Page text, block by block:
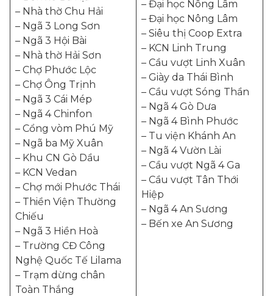
– Nhà thờ Chu Hải
– Ngã 3 Long Sơn
– Ngã 3 Hội Bài
– Nhà thờ Hải Sơn
– Chợ Phước Lộc
– Chợ Ông Trịnh
– Ngã 3 Cái Mép
– Ngã 4 Chinfon
– Cổng vòm Phú Mỹ
– Ngã ba Mỹ Xuân
– Khu CN Gò Dầu
– KCN Vedan
– Chợ mới Phước Thái
– Thiền Viện Thường
Chiếu
– Ngã 3 Hiền Hoà
– Trường CĐ Công
Nghệ Quốc Tế Lilama
– Trạm dừng chân
Toàn Thắng
– Đại học Nông Lâm
– Đại học Nông Lâm
– Siêu thị Coop Extra
– KCN Linh Trung
– Cầu vượt Linh Xuân
– Giày da Thái Bình
– Cầu vượt Sóng Thần
– Ngã 4 Gò Dưa
– Ngã 4 Bình Phước
– Tu viện Khánh An
– Ngã 4 Vườn Lài
– Cầu vượt Ngã 4 Ga
– Cầu vượt Tân Thới
Hiệp
– Ngã 4 An Sương
– Bến xe An Sương